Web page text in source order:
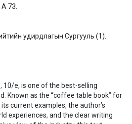
73.
удирдлагын Сургууль (1).
10/e, is one of the best-selling
Known as the “coffee table book” for
current examples, the author’s
experiences, and the clear writing